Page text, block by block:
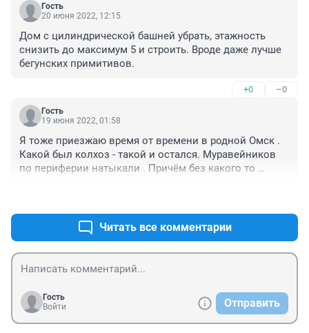
Гость
20 июня 2022, 12:15
Дом с цилиндрической башней убрать, этажность
снизить до максимум 5 и строить. Вроде даже лучше
бегунских примитивов.
+0 –0
Гость
19 июня 2022, 01:58
Я тоже приезжаю время от времени в родной Омск .
Какой был колхоз - такой и остался. Муравейников
по периферии натыкали . Причём без какого то
объединённым в архитектурный ансамбль с тем что
рядом. Во дворах битва за парковки машин. 10 лет
Октября - частный сектор в грязи утопает. А это
фактически центр города . Сколько раз из дома
вышла - столько раз по возвращении сапоги мыла .
На левом - дорогу перейти невозможно в конце марта
- горы грязного снега и вода …. Приходится обходить
Читать все комментарии
Гость
Войти
Отправить